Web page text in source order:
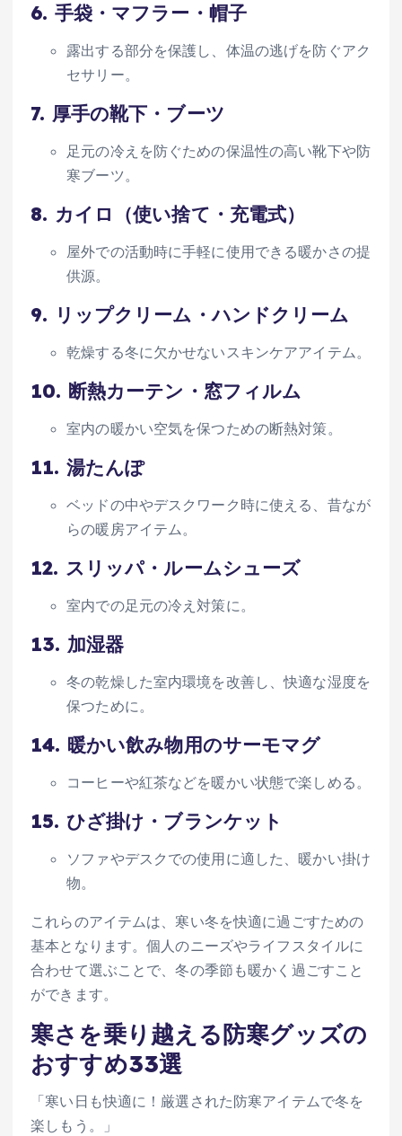
6. 手袋・マフラー・帽子
露出する部分を保護し、体温の逃げを防ぐアク
セサリー。
7. 厚手の靴下・ブーツ
足元の冷えを防ぐための保温性の高い靴下や防
寒ブーツ。
8. カイロ（使い捨て・充電式）
屋外での活動時に手軽に使用できる暖かさの提
供源。
9. リップクリーム・ハンドクリーム
乾燥する冬に欠かせないスキンケアアイテム。
10. 断熱カーテン・窓フィルム
室内の暖かい空気を保つための断熱対策。
11. 湯たんぽ
ベッドの中やデスクワーク時に使える、昔なが
らの暖房アイテム。
12. スリッパ・ルームシューズ
室内での足元の冷え対策に。
13. 加湿器
冬の乾燥した室内環境を改善し、快適な湿度を
保つために。
14. 暖かい飲み物用のサーモマグ
コーヒーや紅茶などを暖かい状態で楽しめる。
15. ひざ掛け・ブランケット
ソファやデスクでの使用に適した、暖かい掛け
物。
これらのアイテムは、寒い冬を快適に過ごすための
基本となります。個人のニーズやライフスタイルに
合わせて選ぶことで、冬の季節も暖かく過ごすこと
ができます。
寒さを乗り越える防寒グッズの
おすすめ33選
「寒い日も快適に！厳選された防寒アイテムで冬を
楽しもう。」